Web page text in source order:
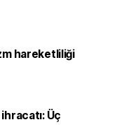
hareketliliği
Üç